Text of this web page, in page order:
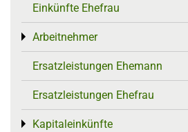
Einkünfte Ehefrau
Arbeitnehmer
Toggle menu
Ersatzleistungen Ehemann
Ersatzleistungen Ehefrau
Kapitaleinkünfte
Toggle menu